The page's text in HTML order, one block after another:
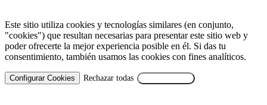
Este sitio utiliza cookies y tecnologías similares (en conjunto,
"cookies") que resultan necesarias para presentar este sitio web y
poder ofrecerte la mejor experiencia posible en él. Si das tu
consentimiento, también usamos las cookies con fines analíticos.
Configurar Cookies Rechazar todas